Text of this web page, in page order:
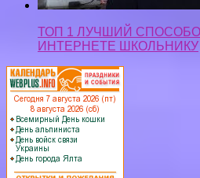
ТОП 1 ЛУЧШИЙ
ИНТЕРНЕТЕ ШКОЛЬНИКУ